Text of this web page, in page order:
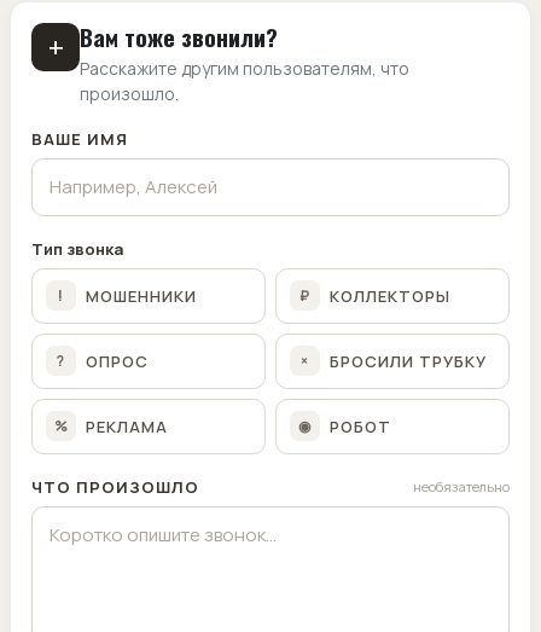
+ Вам тоже звонили?
Расскажите другим пользователям, что
произошло.
ВАШЕ ИМЯ
Тип звонка
! МОШЕННИКИ ₽ КОЛЛЕКТОРЫ
? ОПРОС × БРОСИЛИ ТРУБКУ
% РЕКЛАМА ◉ РОБОТ
ЧТО ПРОИЗОШЛО необязательно